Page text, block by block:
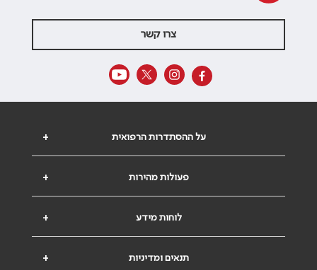
צרו קשר
+ על ההסתדרות הרפואית
+ פעולות מהירות
+ לוחות מידע
+ תנאים ומדיניות